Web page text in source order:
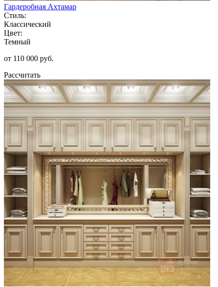
Гардеробная Ахтамар
Стиль:
Классический
Цвет:
Темный
от 110 000 руб.
Рассчитать